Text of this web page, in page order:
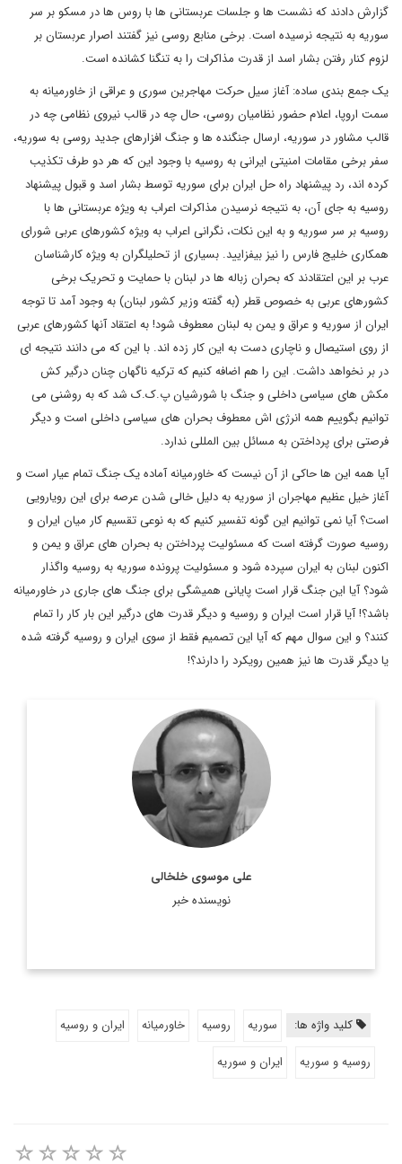
گزارش دادند که نشست ها و جلسات عربستانی ها با روس ها در مسکو بر سر
سوریه به نتیجه نرسیده است. برخی منابع روسی نیز گفتند اصرار عربستان بر
لزوم کنار رفتن بشار اسد از قدرت مذاکرات را به تنگنا کشانده است.
یک جمع بندی ساده: آغاز سیل حرکت مهاجرین سوری و عراقی از خاورمیانه به
سمت اروپا، اعلام حضور نظامیان روسی، حال چه در قالب نیروی نظامی چه در
قالب مشاور در سوریه، ارسال جنگنده ها و جنگ افزارهای جدید روسی به سوریه،
سفر برخی مقامات امنیتی ایرانی به روسیه با وجود این که هر دو طرف تکذیب
کرده اند، رد پیشنهاد راه حل ایران برای سوریه توسط بشار اسد و قبول پیشنهاد
روسیه به جای آن، به نتیجه نرسیدن مذاکرات اعراب به ویژه عربستانی ها با
روسیه بر سر سوریه و به این نکات، نگرانی اعراب به ویژه کشورهای عربی شورای
همکاری خلیج فارس را نیز بیفزایید. بسیاری از تحلیلگران به ویژه کارشناسان
عرب بر این اعتقادند که بحران زباله ها در لبنان با حمایت و تحریک برخی
کشورهای عربی به خصوص قطر (به گفته وزیر کشور لبنان) به وجود آمد تا توجه
ایران از سوریه و عراق و یمن به لبنان معطوف شود! به اعتقاد آنها کشورهای عربی
از روی استیصال و ناچاری دست به این کار زده اند. با این که می دانند نتیجه ای
در بر نخواهد داشت. این را هم اضافه کنیم که ترکیه ناگهان چنان درگیر کش
مکش های سیاسی داخلی و جنگ با شورشیان پ.ک.ک شد که به روشنی می
توانیم بگوییم همه انرژی اش معطوف بحران های سیاسی داخلی است و دیگر
فرصتی برای پرداختن به مسائل بین المللی ندارد.
آیا همه این ها حاکی از آن نیست که خاورمیانه آماده یک جنگ تمام عیار است و
آغاز خیل عظیم مهاجران از سوریه به دلیل خالی شدن عرصه برای این رویارویی
است؟ آیا نمی توانیم این گونه تفسیر کنیم که به نوعی تقسیم کار میان ایران و
روسیه صورت گرفته است که مسئولیت پرداختن به بحران های عراق و یمن و
اکنون لبنان به ایران سپرده شود و مسئولیت پرونده سوریه به روسیه واگذار
شود؟ آیا این جنگ قرار است پایانی همیشگی برای جنگ های جاری در خاورمیانه
باشد؟! آیا قرار است ایران و روسیه و دیگر قدرت های درگیر این بار کار را تمام
کنند؟ و این سوال مهم که آیا این تصمیم فقط از سوی ایران و روسیه گرفته شده
یا دیگر قدرت ها نیز همین رویکرد را دارند؟!
على موسوى خلخالى
نویسنده خبر
مترجم، روزنامه نگار و معاون سردبیر دیپلماسی ایرانی.
اطلاعات بیشتر
کلید واژه ها: سوريه روسيه خاورميانه
ايران و روسيه
روسيه و سوريه
ايران و سوريه